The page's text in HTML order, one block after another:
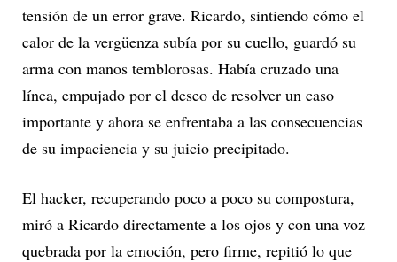
tensión de un error grave. Ricardo, sintiendo cómo el
calor de la vergüenza subía por su cuello, guardó su
arma con manos temblorosas. Había cruzado una
línea, empujado por el deseo de resolver un caso
importante y ahora se enfrentaba a las consecuencias
de su impaciencia y su juicio precipitado.
El hacker, recuperando poco a poco su compostura,
miró a Ricardo directamente a los ojos y con una voz
quebrada por la emoción, pero firme, repitió lo que